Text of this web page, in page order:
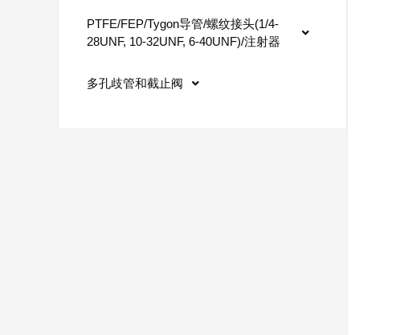
PTFE/FEP/Tygon导管/螺纹接头(1/4-
28UNF, 10-32UNF, 6-40UNF)/注射器
多孔歧管和截止阀